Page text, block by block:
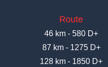
Route
46 km - 580 D+
87 km - 1275 D+
128 km - 1850 D+